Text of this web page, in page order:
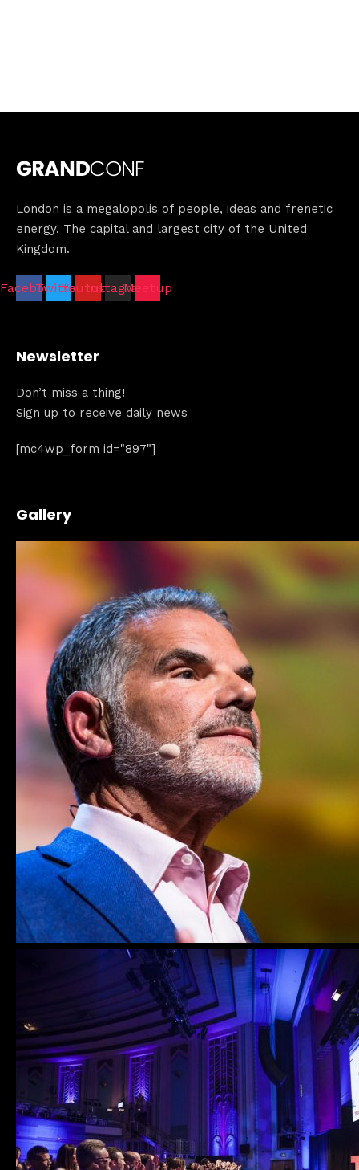
London is a megalopolis of people, ideas and frenetic
energy. The capital and largest city of the United
Kingdom.
FacebookTwitterYoutube
InstagramMeetup
Newsletter
Don’t miss a thing!
Sign up to receive daily news
[mc4wp_form id="897"]
Gallery